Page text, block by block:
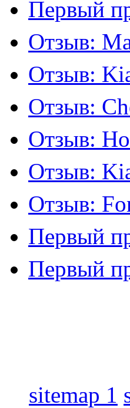
Первый
Отзыв:
Отзыв:
Отзыв:
Отзыв:
Отзыв:
Отзыв:
Первый
Первый
sitemap 1